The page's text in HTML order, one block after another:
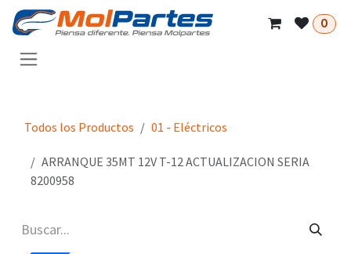
Ir al contenido
0
Todos los Productos 01 - Eléctricos
ARRANQUE 35MT 12V T-12 ACTUALIZACION SERIA
8200958